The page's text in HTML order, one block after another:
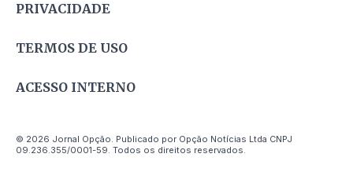
PRIVACIDADE
TERMOS DE USO
ACESSO INTERNO
© 2026 Jornal Opção. Publicado por Opção Notícias Ltda CNPJ
09.236.355/0001-59. Todos os direitos reservados.